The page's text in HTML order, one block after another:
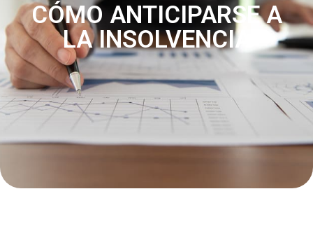
CÓMO ANTICIPARSE A
LA INSOLVENCIA